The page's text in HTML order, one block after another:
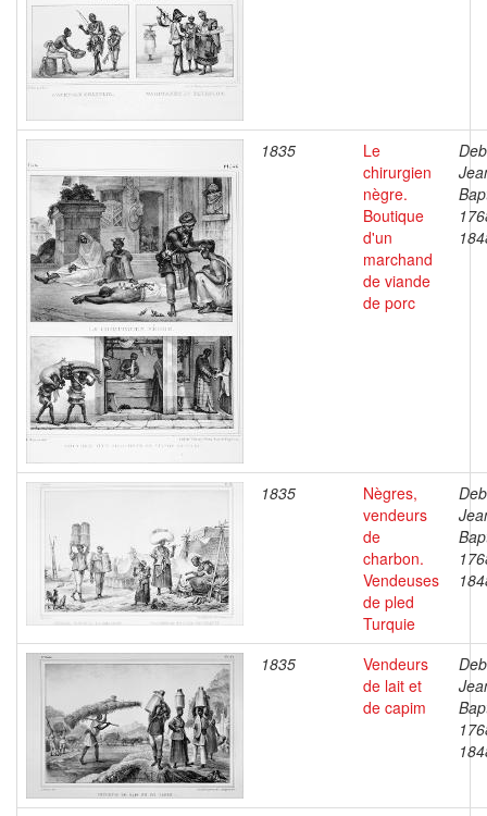
1835
Le
chirurgien
nègre.
Boutique
d'un
marchand
de viande
de porc
1835
Nègres,
vendeurs
de
charbon.
Vendeuses
de pled
Turquie
1835
Vendeurs
de lait et
de capim